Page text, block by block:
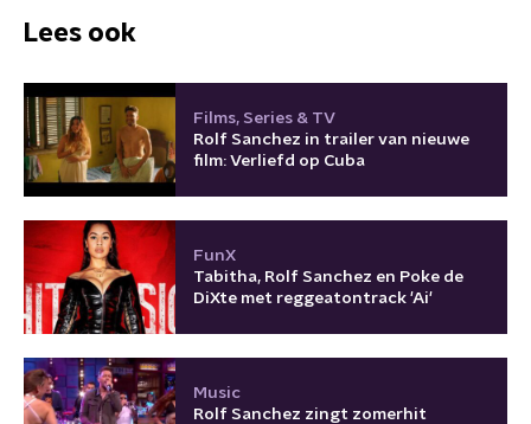
Lees ook
Films, Series & TV
Rolf Sanchez in trailer van nieuwe
film: Verliefd op Cuba
FunX
Tabitha, Rolf Sanchez en Poke de
DiXte met reggeatontrack 'Ai'
Music
Rolf Sanchez zingt zomerhit